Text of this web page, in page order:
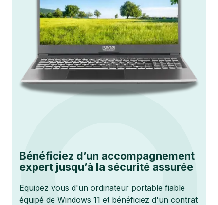
Bénéficiez d’un accompagnement
expert jusqu’à la sécurité assurée
Equipez vous d'un ordinateur portable fiable
équipé de Windows 11 et bénéficiez d'un contrat